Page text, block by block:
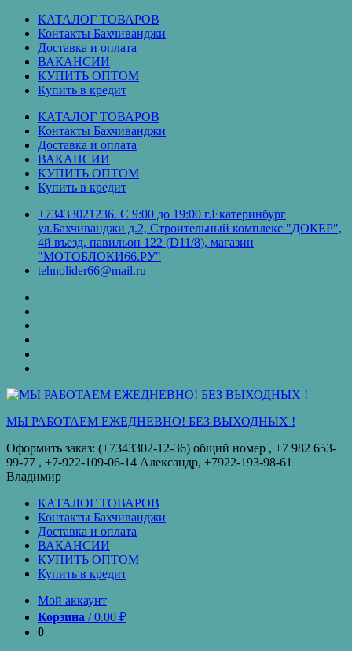
Перейти
содержимому
КАТАЛОГ ТОВАРОВ
Контакты Бахчиванджи
Доставка и оплата
ВАКАНСИИ
КУПИТЬ ОПТОМ
Купить в кредит
КАТАЛОГ ТОВАРОВ
Контакты Бахчиванджи
Доставка и оплата
ВАКАНСИИ
КУПИТЬ ОПТОМ
Купить в кредит
+73433021236. С 9:00 до 19:00 г.Екатеринбург
ул.Бахчиванджи д.2, Строительный комплекс "ДОКЕР",
4й въезд, павильон 122 (D11/8), магазин
"МОТОБЛОКИ66.РУ"
tehnolider66@mail.ru
кредит
МЫ РАБОТАЕМ ЕЖЕДНЕВНО! БЕЗ ВЫХОДНЫХ !
Оформить заказ: (+7343302-12-36) общий номер , ‪+7 982 653-
99-77‬ , +7-922-109-06-14 Александр, +7922-193-98-61
Владимир
КАТАЛОГ ТОВАРОВ
Контакты Бахчиванджи
Доставка и оплата
ВАКАНСИИ
КУПИТЬ ОПТОМ
Купить в кредит
Мой аккаунт
Корзина /0.00 ₽
0